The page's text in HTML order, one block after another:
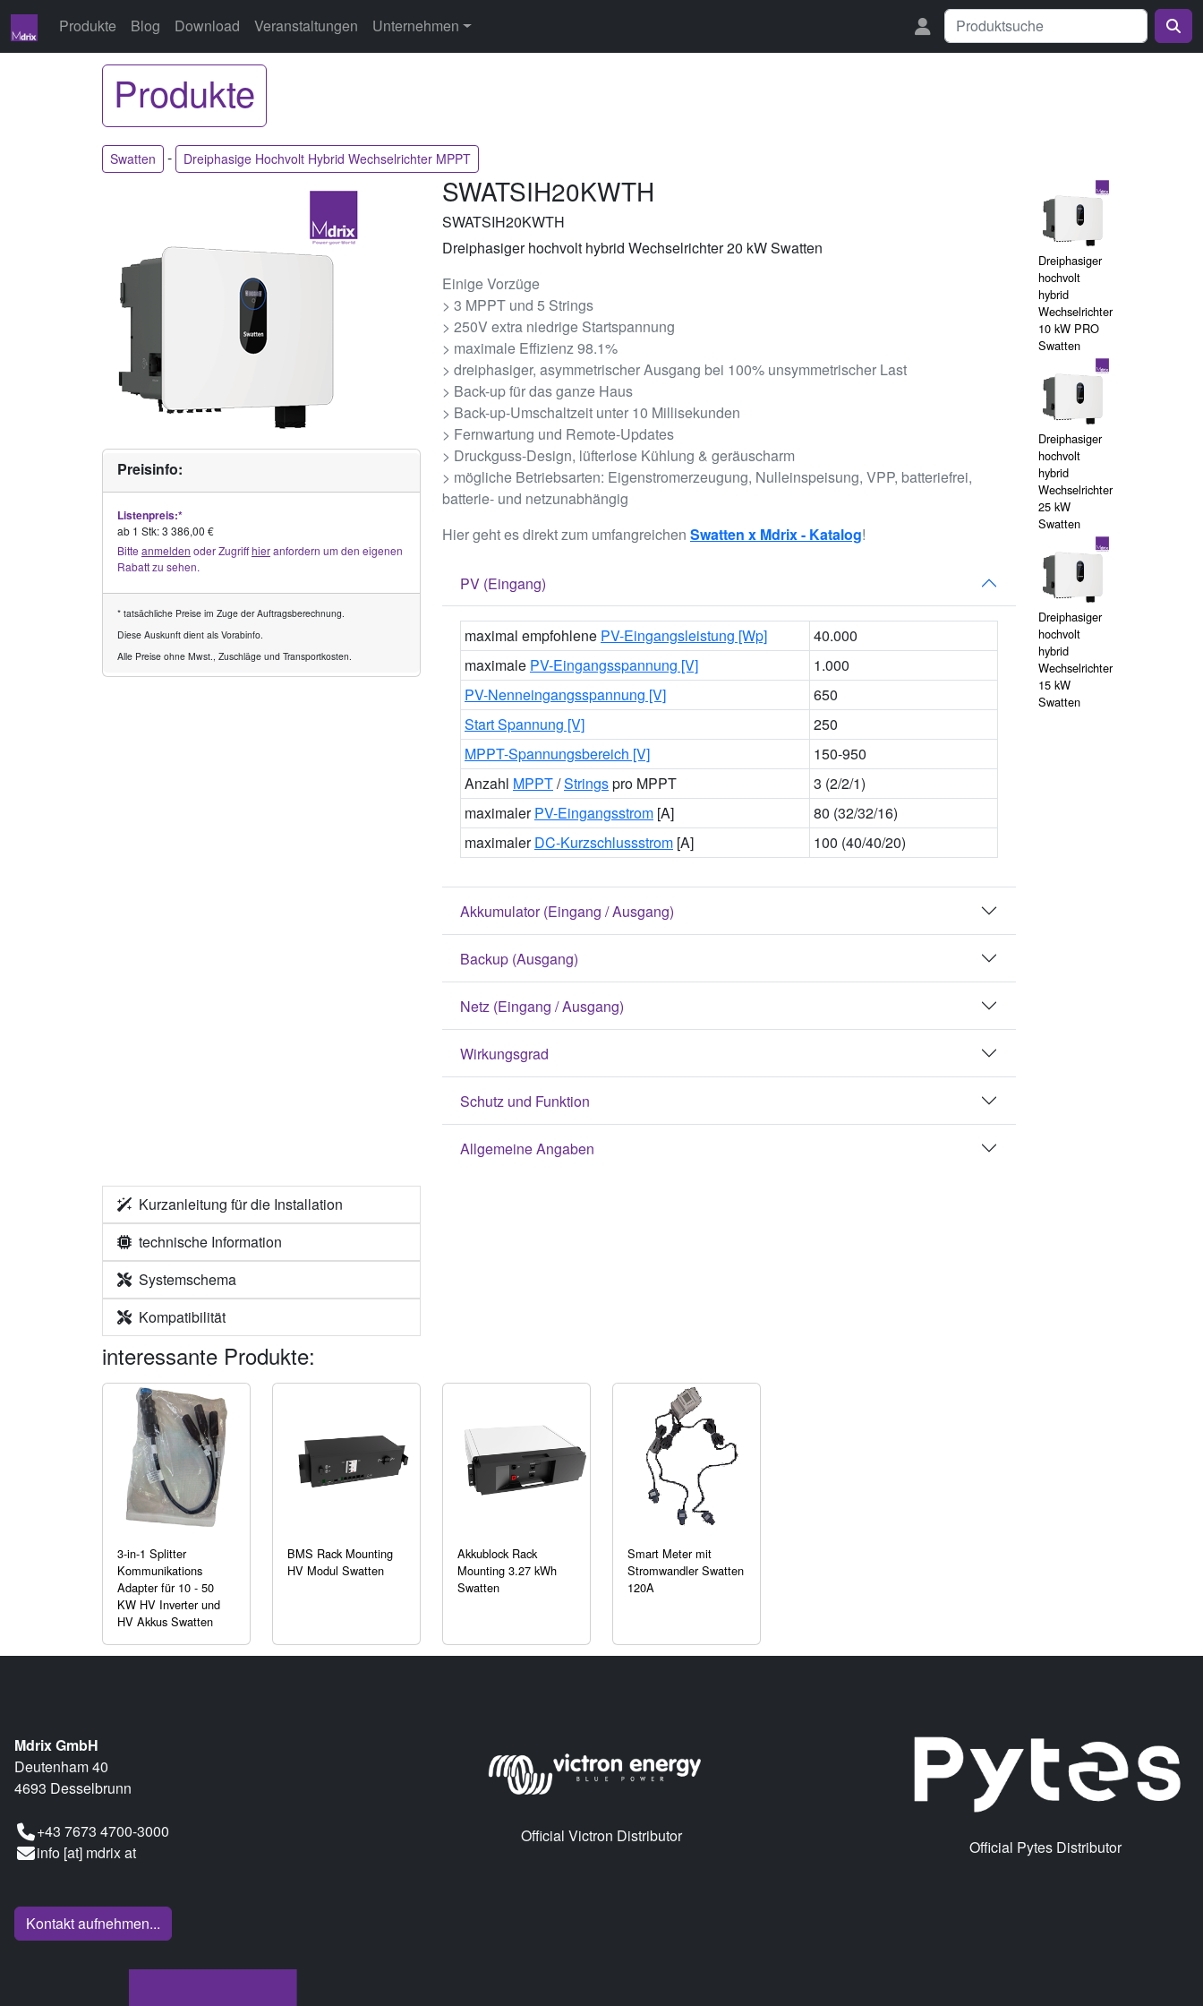
Produkte Blog Download Veranstaltungen Unternehmen
Produkte
Swatten - Dreiphasige Hochvolt Hybrid Wechselrichter MPPT
Preisinfo:
Listenpreis:*
ab 1 Stk: 3 386,00 €
Bitte anmelden oder Zugriffhieranfordern um den eigenen
Rabatt zu sehen.
* tatsächliche Preise im Zuge der Auftragsberechnung.
Diese Auskunft dient als Vorabinfo.
Alle Preise ohne Mwst., Zuschläge und Transportkosten.
SWATSIH20KWTH
SWATSIH20KWTH
Dreiphasiger hochvolt hybrid Wechselrichter 20 kW Swatten
Einige Vorzüge
> 3 MPPT und 5 Strings
> 250V extra niedrige Startspannung
> maximale Effizienz 98.1%
> dreiphasiger, asymmetrischer Ausgang bei 100% unsymmetrischer Last
> Back-up für das ganze Haus
> Back-up-Umschaltzeit unter 10 Millisekunden
> Fernwartung und Remote-Updates
> Druckguss-Design, lüfterlose Kühlung & geräuscharm
> mögliche Betriebsarten: Eigenstromerzeugung, Nulleinspeisung, VPP, batteriefrei,
batterie- und netzunabhängig
Hier geht es direkt zum umfangreichen Swatten x Mdrix - Katalog!
PV (Eingang)
maximal empfohlene PV-Eingangsleistung [Wp]
40.000
maximale PV-Eingangsspannung [V]
1.000
PV-Nenneingangsspannung [V]
650
Start Spannung [V]
250
MPPT-Spannungsbereich [V]
150-950
Anzahl MPPT/Stringspro MPPT
3 (2/2/1)
maximalerPV-Eingangsstrom [A]
80 (32/32/16)
maximalerDC-Kurzschlussstrom [A] 100 (40/40/20)
Akkumulator (Eingang / Ausgang)
Backup (Ausgang)
Netz (Eingang / Ausgang)
Wirkungsgrad
Schutz und Funktion
Allgemeine Angaben
Dreiphasiger
hochvolt
hybrid
Wechselrichter
10 kW PRO
Swatten
Dreiphasiger
hochvolt
hybrid
Wechselrichter
25 kW
Swatten
Dreiphasiger
hochvolt
hybrid
Wechselrichter
15 kW
Swatten
Kurzanleitung für die Installation
technische Information
Systemschema
Kompatibilität
interessante Produkte:
3-in-1 Splitter
Kommunikations
Adapter für 10 - 50
KW HV Inverter und
HV Akkus Swatten
BMS Rack Mounting
HV Modul Swatten
Akkublock Rack
Mounting 3.27 kWh
Swatten
Smart Meter mit
Stromwandler Swatten
120A
Mdrix GmbH
Deutenham 40
4693 Desselbrunn
+43 7673 4700-3000
info [at] mdrix at
Kontakt aufnehmen...
Official Victron Distributor
Official Pytes Distributor